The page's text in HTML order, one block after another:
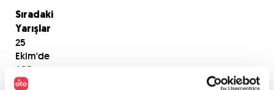
Sıradaki
Yarışlar
25
Ekim'de
ABD
1